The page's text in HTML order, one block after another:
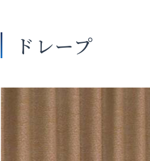
ドレープ